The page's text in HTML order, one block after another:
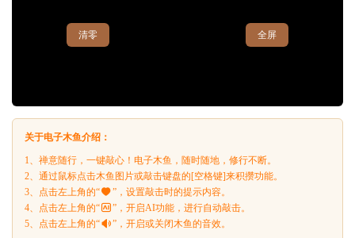
清零 全屏
关于电子木鱼介绍：
1、禅意随行，一键敲心！电子木鱼，随时随地，修行不断。
2、通过鼠标点击木鱼图片或敲击键盘的[空格键]来积攒功能。
3、点击左上角的“
”，设置敲击时的提示内容。
4、点击左上角的“
”，开启AI功能，进行自动敲击。
5、点击左上角的“
”，开启或关闭木鱼的音效。